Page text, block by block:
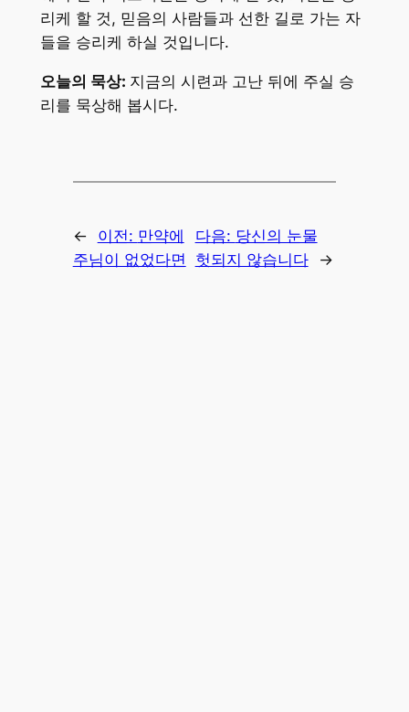
리케 할 것, 믿음의 사람들과 선한 길로 가는 자
들을 승리케 하실 것입니다.
오늘의 묵상: 지금의 시련과 고난 뒤에 주실 승
리를 묵상해 봅시다.
← 이전: 만약에
주님이 없었다면
다음: 당신의 눈물
헛되지 않습니다
→